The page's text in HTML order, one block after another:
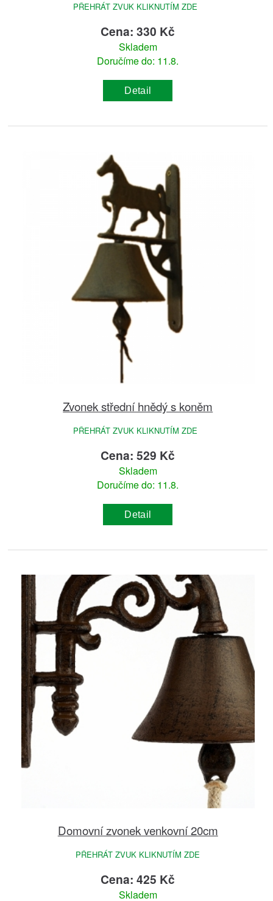
PŘEHRÁT ZVUK KLIKNUTÍM ZDE
Cena: 330 Kč
Skladem
Doručíme do: 11.8.
Detail
Zvonek střední hnědý s koněm
PŘEHRÁT ZVUK KLIKNUTÍM ZDE
Cena: 529 Kč
Skladem
Doručíme do: 11.8.
Detail
Domovní zvonek venkovní 20cm
PŘEHRÁT ZVUK KLIKNUTÍM ZDE
Cena: 425 Kč
Skladem